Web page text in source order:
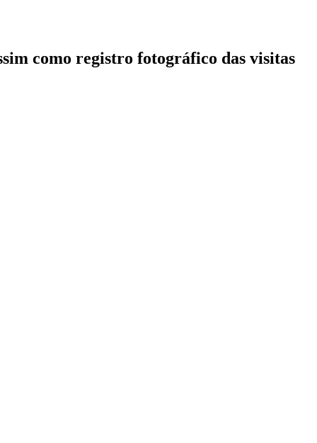
como registro fotográfico das visitas